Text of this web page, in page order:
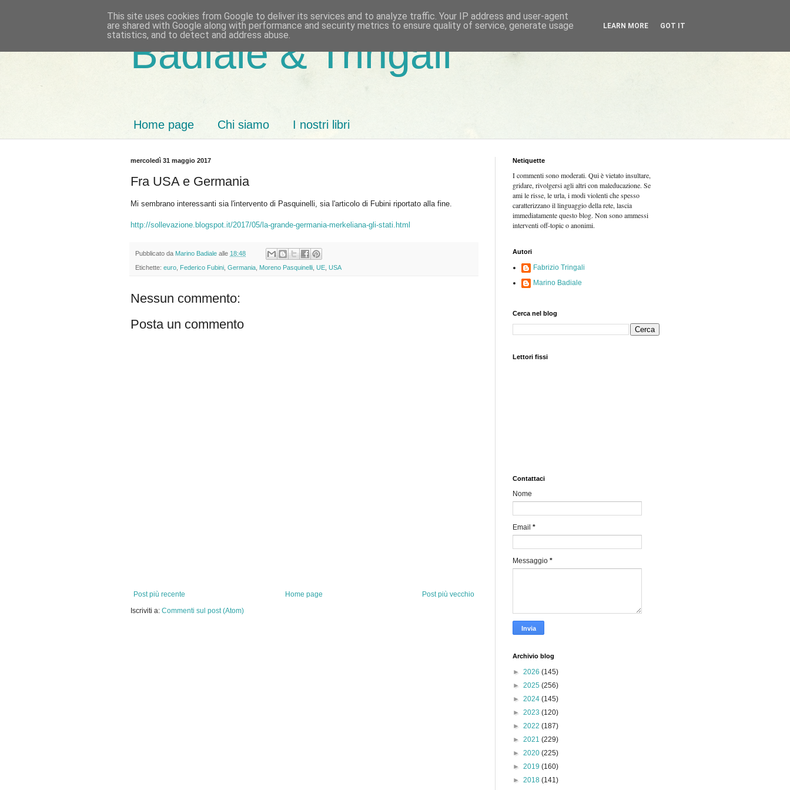
Badiale & Tringali
Home page Chi siamo I nostri libri
mercoledì 31 maggio 2017
Fra USA e Germania
Mi sembrano interessanti sia l'intervento di Pasquinelli, sia l'articolo di Fubini riportato alla fine.
http://sollevazione.blogspot.it/2017/05/la-grande-germania-merkeliana-gli-stati.html
Pubblicato da Marino Badiale alle 18:48
Etichette: euro Federico Fubini Germania Moreno Pasquinelli UE USA
Nessun commento:
Posta un commento
Post più recente Post più vecchio
Home page
Iscriviti a: Commenti sul post (Atom)
Netiquette
I commenti sono moderati. Qui è vietato insultare,
gridare, rivolgersi agli altri con maleducazione. Se
ami le risse, le urla, i modi violenti che spesso
caratterizzano il linguaggio della rete, lascia
immediatamente questo blog. Non sono ammessi
interventi off-topic o anonimi.
Autori
Fabrizio Tringali
Marino Badiale
Cerca nel blog
Lettori fissi
Contattaci
Nome
Email *
Messaggio *
Archivio blog
► 2026 (145)
► 2025 (256)
► 2024 (145)
► 2023 (120)
► 2022 (187)
► 2021 (229)
► 2020 (225)
► 2019 (160)
► 2018 (141)
This site uses cookies from Google to deliver its services and to analyze traffic. Your IP address and user-agent
are shared with Google along with performance and security metrics to ensure quality of service, generate usage
statistics, and to detect and address abuse.
LEARN MORE GOT IT